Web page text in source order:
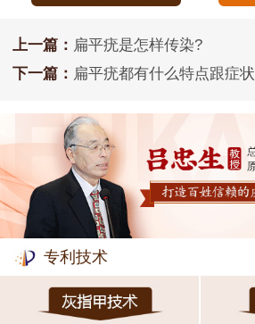
上一篇： 扁平疣是怎样传染?
下一篇： 扁平疣都有什么特点跟症状
专利技术